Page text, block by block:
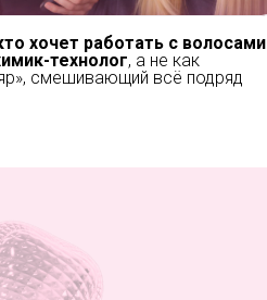
хочет работать с волосами
технолог, а не как
смешивающий всё подряд